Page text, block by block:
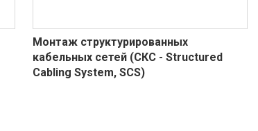
Монтаж структурированных
кабельных сетей (СКС - Structured
Cabling System, SCS)